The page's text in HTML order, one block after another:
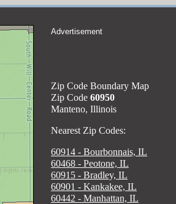
Advertisement
Zip Code Boundary Map
Zip Code 60950
Manteno, Illinois
Nearest Zip Codes:
60914 - Bourbonnais, IL
60468 - Peotone, IL
60915 - Bradley, IL
60901 - Kankakee, IL
60442 - Manhattan, IL